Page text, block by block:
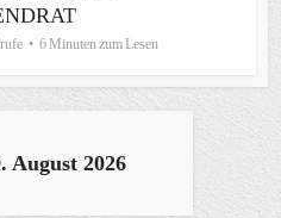
6 Minuten zum Lesen
August 2026